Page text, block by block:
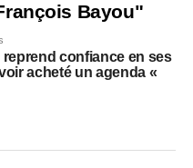
Bayou"
confiance en ses
acheté un agenda «